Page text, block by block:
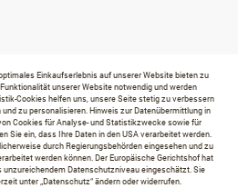
Einkaufserlebnis auf unserer Website bieten zu
unserer Website notwendig und werden
Cookies helfen uns, unsere Seite stetig zu verbessern
zu personalisieren. Hinweis zur Datenübermittlung in
Cookies für Analyse- und Statistikzwecke sowie für
Sie ein, dass Ihre Daten in den USA verarbeitet werden.
durch Regierungsbehörden eingesehen und zu
werden können. Der Europäische Gerichtshof hat
unzureichendem Datenschutzniveau eingeschätzt. Sie
unter „Datenschutz“ ändern oder widerrufen.